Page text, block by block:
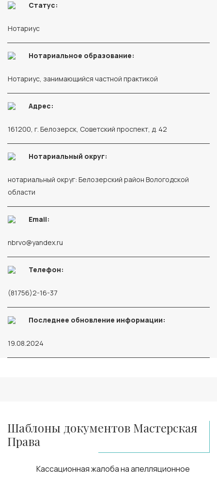
Статус:
Нотариус
Нотариальное образование:
Нотариус, занимающийся частной практикой
Адрес:
161200, г. Белозерск, Советский проспект, д. 42
Нотариальный округ:
нотариальный округ: Белозерский район Вологодской
области
Email:
nbrvo@yandex.ru
Телефон:
(81756)2-16-37
Последнее обновление информации:
19.08.2024
Шаблоны документов Мастерская
Права
Кассационная жалоба на апелляционное